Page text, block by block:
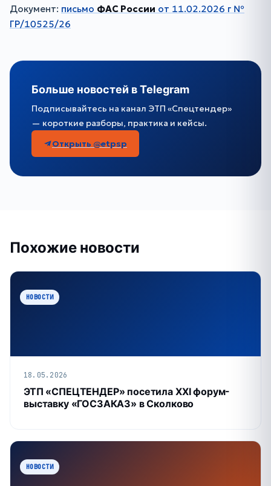
Документ: письмо ФАС России от 11.02.2026 г №
ГР/10525/26
Больше новостей в Telegram
Подписывайтесь на канал ЭТП «Спецтендер»
— короткие разборы, практика и кейсы.
Открыть @etpsp
Похожие новости
НОВОСТИ
18.05.2026
ЭТП «СПЕЦТЕНДЕР» посетила XXI форум-
выставку «ГОСЗАКАЗ» в Сколково
НОВОСТИ